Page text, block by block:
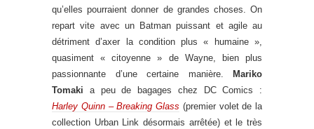
qu’elles pourraient donner de grandes choses. On
repart vite avec un Batman puissant et agile au
détriment d’axer la condition plus « humaine »,
quasiment « citoyenne » de Wayne, bien plus
passionnante d’une certaine manière.
Mariko
Tomaki a peu de bagages chez DC Comics :
Harley Quinn – Breaking Glass (premier volet de la
collection Urban Link désormais arrêtée) et le très